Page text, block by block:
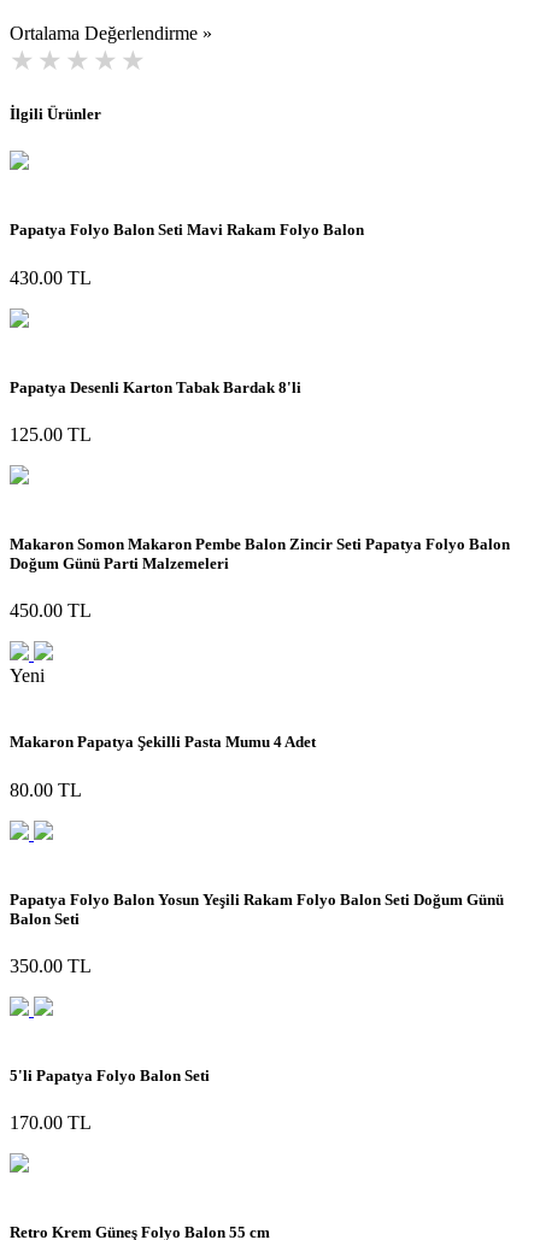
Ortalama Değerlendirme »
İlgili Ürünler
Papatya Folyo Balon Seti Mavi Rakam Folyo Balon
430.00 TL
Papatya Desenli Karton Tabak Bardak 8'li
125.00 TL
Makaron Somon Makaron Pembe Balon Zincir Seti Papatya Folyo Balon
Doğum Günü Parti Malzemeleri
450.00 TL
Yeni
Makaron Papatya Şekilli Pasta Mumu 4 Adet
80.00 TL
Papatya Folyo Balon Yosun Yeşili Rakam Folyo Balon Seti Doğum Günü
Balon Seti
350.00 TL
5'li Papatya Folyo Balon Seti
170.00 TL
Retro Krem Güneş Folyo Balon 55 cm